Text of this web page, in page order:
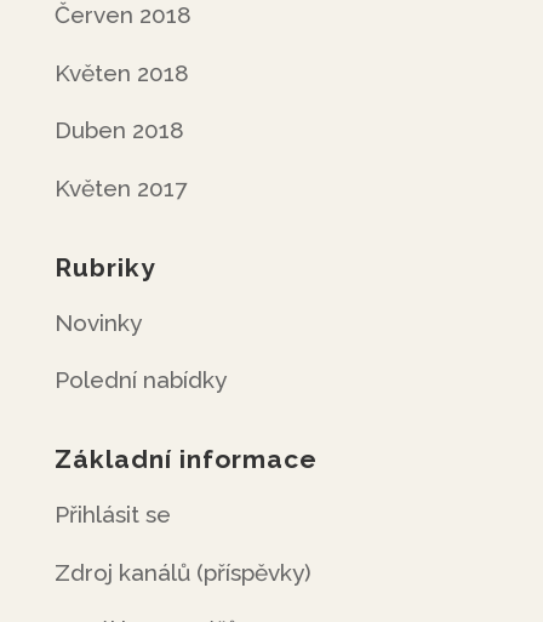
Červen 2018
Květen 2018
Duben 2018
Květen 2017
Rubriky
Novinky
Polední nabídky
Základní informace
Přihlásit se
Zdroj kanálů (příspěvky)